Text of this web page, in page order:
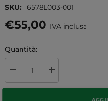
SKU:
6578L003-001
€55,00 IVA inclusa
Quantità:
Diminuire la quantità per VitrA
Aumenta la